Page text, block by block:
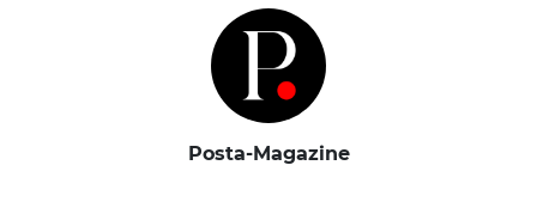
Posta-Magazine